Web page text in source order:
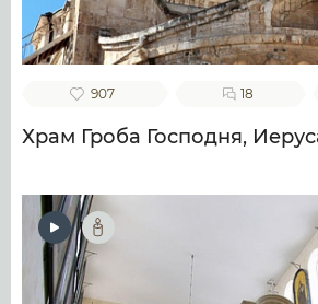
907 18
Храм Гроба Господня,